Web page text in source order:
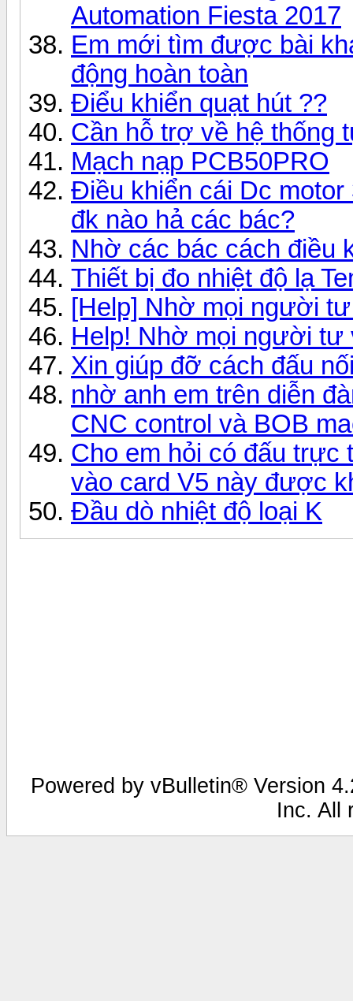
Automation Fiesta 2017
Em mới tìm được bài
động hoàn toàn
Điểu khiển quạt hút ??
Cần hỗ trợ về hệ thống
Mạch nạp PCB50PRO
Điều khiển cái Dc
đk nào hả các bác?
Nhờ các bác cách điều
Thiết bị đo nhiệt độ lạ
[Help] Nhờ mọi người
Help! Nhờ mọi người tư
Xin giúp đỡ cách đấu
nhờ anh em trên diễn
CNC control và BOB
Cho em hỏi có đấu trực
vào card V5 này được
Đầu dò nhiệt độ loại K
Powered by vBulletin® Version
Inc. All